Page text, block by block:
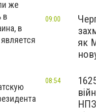
же
в
в
як
09:00
08:54